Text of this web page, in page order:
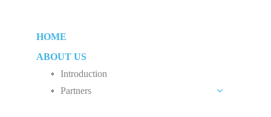
HOME
ABOUT US
Introduction
Partners